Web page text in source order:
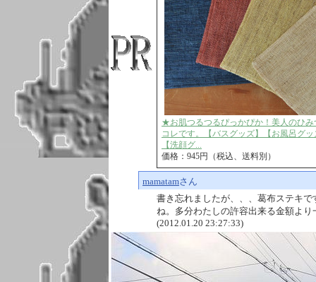
★お肌つるつるぴっかぴか！美人のひみ
コレです。【バスグッズ】【お風呂グッ
【洗顔グ...
価格：945円（税込、送料別）
mamatamさん
書き忘れましたが、、、葛布ステキ
ね。多分わたしの許容出来る金額よ
(2012.01.20 23:27:33)